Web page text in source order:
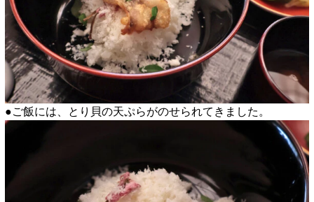
●ご飯には、とり貝の天ぷらがのせられてきました。